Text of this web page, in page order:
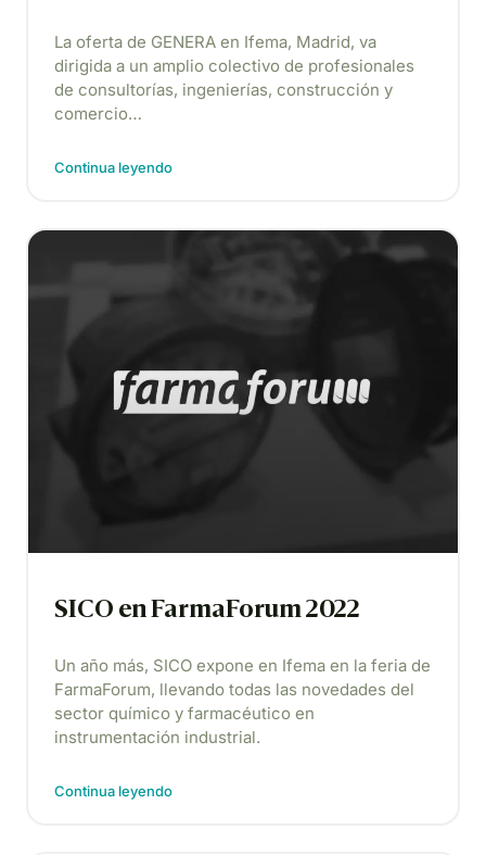
La oferta de GENERA en Ifema, Madrid, va
dirigida a un amplio colectivo de profesionales
de consultorías, ingenierías, construcción y
comercio…
Continua leyendo
SICO en FarmaForum 2022
Un año más, SICO expone en Ifema en la feria de
FarmaForum, llevando todas las novedades del
sector químico y farmacéutico en
instrumentación industrial.
Continua leyendo